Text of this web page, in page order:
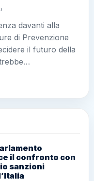
davanti alla
di Prevenzione
il futuro della
il confronto con
sanzioni